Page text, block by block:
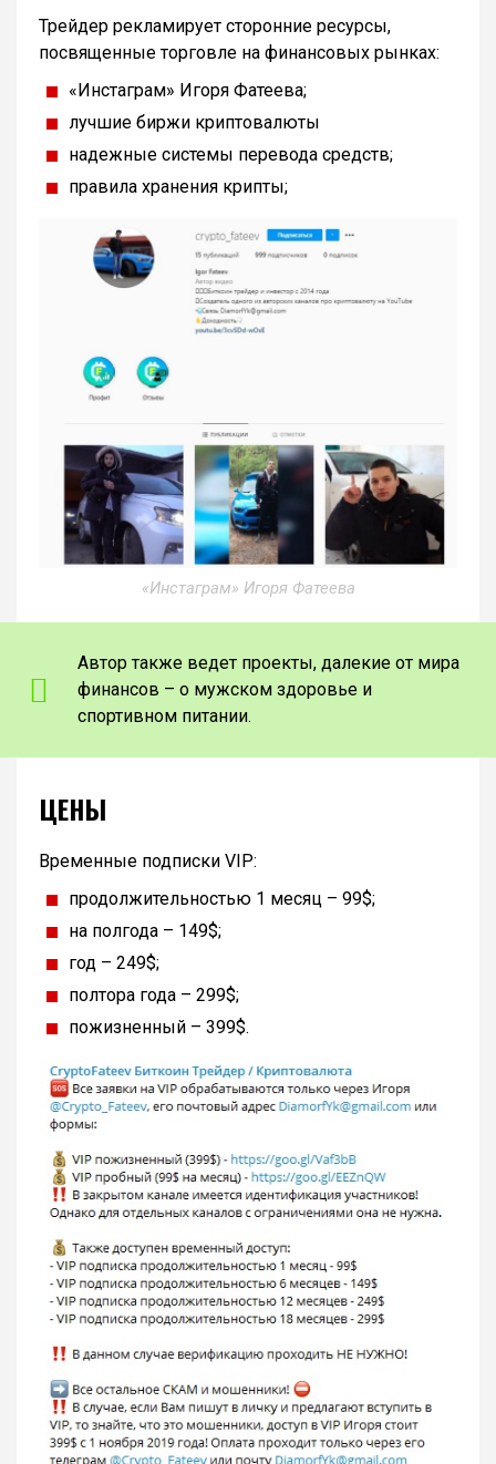
Трейдер рекламирует сторонние ресурсы,
посвященные торговле на финансовых рынках:
«Инстаграм» Игоря Фатеева;
лучшие биржи криптовалюты
надежные системы перевода средств;
правила хранения крипты;
«Инстаграм» Игоря Фатеева
Автор также ведет проекты, далекие от мира
финансов – о мужском здоровье и
спортивном питании.
ЦЕНЫ
Временные подписки VIP:
продолжительностью 1 месяц – 99$;
на полгода – 149$;
год – 249$;
полтора года – 299$;
пожизненный – 399$.